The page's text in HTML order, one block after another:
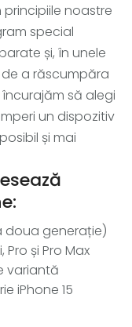
noastre
special
și, în unele
a răscumpăra
să alegi
un dispozitiv
și mai
doua generație)
Pro și Pro Max
variantă
iPhone 15